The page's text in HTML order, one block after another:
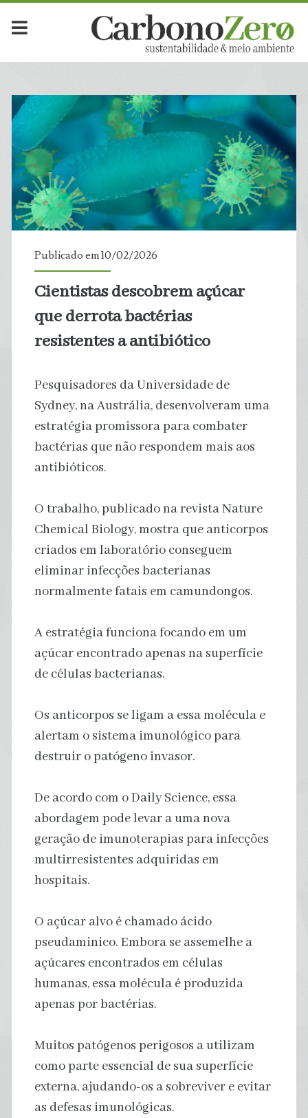
Publicado em 10/02/2026
Cientistas descobrem açúcar
que derrota bactérias
resistentes a antibiótico
Pesquisadores da Universidade de
Sydney, na Austrália, desenvolveram uma
estratégia promissora para combater
bactérias que não respondem mais aos
antibióticos.
O trabalho, publicado na revista Nature
Chemical Biology, mostra que anticorpos
criados em laboratório conseguem
eliminar infecções bacterianas
normalmente fatais em camundongos.
A estratégia funciona focando em um
açúcar encontrado apenas na superfície
de células bacterianas.
Os anticorpos se ligam a essa molécula e
alertam o sistema imunológico para
destruir o patógeno invasor.
De acordo com o Daily Science, essa
abordagem pode levar a uma nova
geração de imunoterapias para infecções
multirresistentes adquiridas em
hospitais.
O açúcar alvo é chamado ácido
pseudaminico. Embora se assemelhe a
açúcares encontrados em células
humanas, essa molécula é produzida
apenas por bactérias.
Muitos patógenos perigosos a utilizam
como parte essencial de sua superfície
externa, ajudando-os a sobreviver e evitar
as defesas imunológicas.